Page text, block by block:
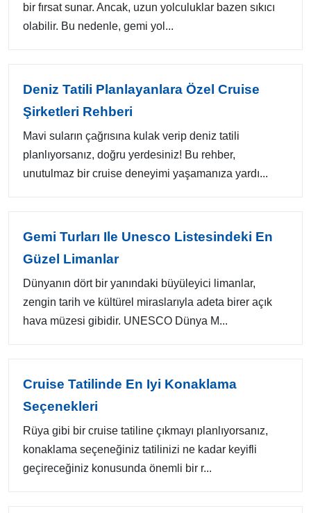
bir fırsat sunar. Ancak, uzun yolculuklar bazen sıkıcı
olabilir. Bu nedenle, gemi yol...
Deniz Tatili Planlayanlara Özel Cruise
Şirketleri Rehberi
Mavi suların çağrısına kulak verip deniz tatili
planlıyorsanız, doğru yerdesiniz! Bu rehber,
unutulmaz bir cruise deneyimi yaşamanıza yardı...
Gemi Turları Ile Unesco Listesindeki En
Güzel Limanlar
Dünyanın dört bir yanındaki büyüleyici limanlar,
zengin tarih ve kültürel miraslarıyla adeta birer açık
hava müzesi gibidir. UNESCO Dünya M...
Cruise Tatilinde En Iyi Konaklama
Seçenekleri
Rüya gibi bir cruise tatiline çıkmayı planlıyorsanız,
konaklama seçeneğiniz tatilinizi ne kadar keyifli
geçireceğiniz konusunda önemli bir r...